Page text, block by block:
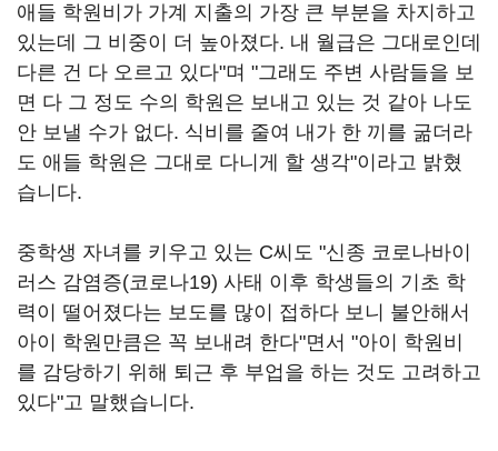
애들 학원비가 가계 지출의 가장 큰 부분을 차지하고
있는데 그 비중이 더 높아졌다. 내 월급은 그대로인데
다른 건 다 오르고 있다"며 "그래도 주변 사람들을 보
면 다 그 정도 수의 학원은 보내고 있는 것 같아 나도
안 보낼 수가 없다. 식비를 줄여 내가 한 끼를 굶더라
도 애들 학원은 그대로 다니게 할 생각"이라고 밝혔
습니다.
중학생 자녀를 키우고 있는 C씨도 "신종 코로나바이
러스 감염증(코로나19) 사태 이후 학생들의 기초 학
력이 떨어졌다는 보도를 많이 접하다 보니 불안해서
아이 학원만큼은 꼭 보내려 한다"면서 "아이 학원비
를 감당하기 위해 퇴근 후 부업을 하는 것도 고려하고
있다"고 말했습니다.